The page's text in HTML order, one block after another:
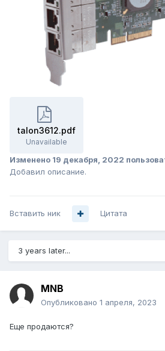
talon3612.pdf
Unavailable
Изменено 19 декабря, 2022
Добавил описание.
Вставить ник Цитата
3 years later...
MNB
Опубликовано 1 апреля, 2023
Еще продаются?